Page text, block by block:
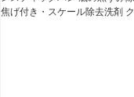
クリーニング 厚手